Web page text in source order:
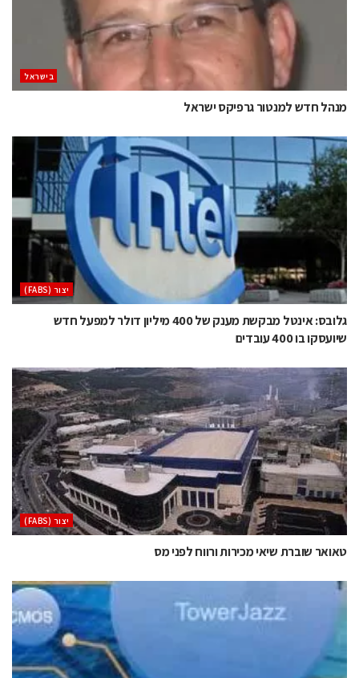
בישראל
מנהל חדש למנטור גרפיקס ישראל
‫יצור (‪(FABS‬‬
גלובס: אינטל מבקשת מענק של 400 מיליון דולר למפעל חדש
שיועסקו בו 400 עובדים
‫יצור (‪(FABS‬‬
טאואר שוברת שיאי מכירות ורווח לפני מס